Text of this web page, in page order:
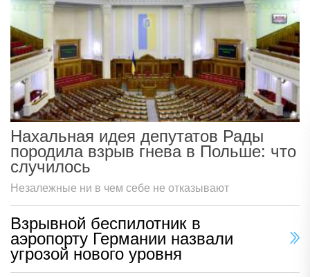
Нахальная идея депутатов Рады
породила взрыв гнева в Польше: что
случилось
Незалежные ни в чем себе не отказывают
Взрывной беспилотник в
аэропорту Германии назвали
угрозой нового уровня